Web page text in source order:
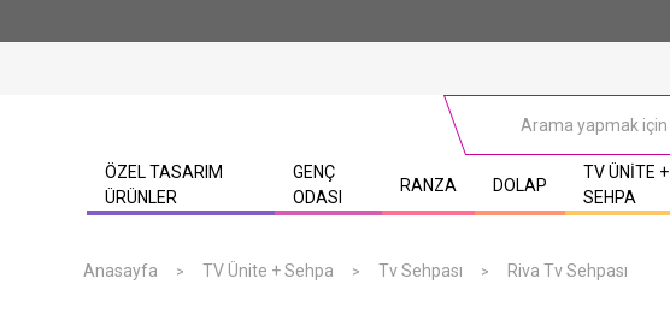
ÖZEL TASARIM
ÜRÜNLER
GENÇ
ODASI
RANZA DOLAP
TV ÜNITE +
SEHPA
Anasayfa TV Ünite + Sehpa Tv Sehpası Riva Tv Sehpası